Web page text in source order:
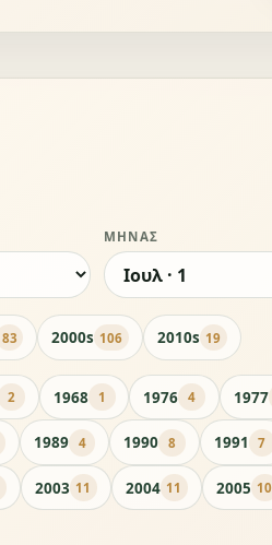
ΜΉΝΑΣ
83 2000s 106 2010s 19
2 1968 1 1976 4 1977
1989 4 1990 8 1991 7
2003 11 2004 11 2005 10